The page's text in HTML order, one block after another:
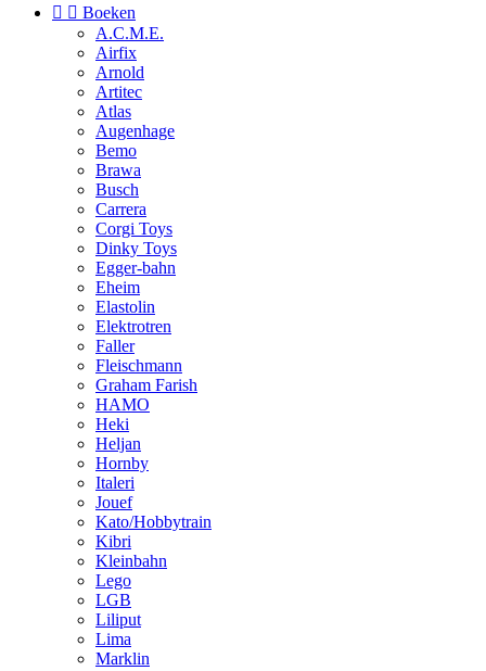
  Boeken
A.C.M.E.
Airfix
Arnold
Artitec
Atlas
Augenhage
Bemo
Brawa
Busch
Carrera
Corgi Toys
Dinky Toys
Egger-bahn
Eheim
Elastolin
Elektrotren
Faller
Fleischmann
Graham Farish
HAMO
Heki
Heljan
Hornby
Italeri
Jouef
Kato/Hobbytrain
Kibri
Kleinbahn
Lego
LGB
Liliput
Lima
Marklin